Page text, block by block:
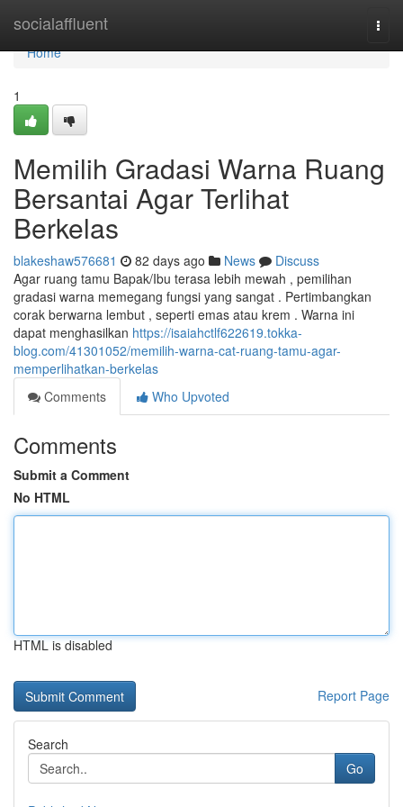
socialaffluent
Home
Home
1
Memilih Gradasi Warna Ruang
Bersantai Agar Terlihat
Berkelas
blakeshaw576681 82 days ago News
Discuss
Agar ruang tamu Bapak/Ibu terasa lebih mewah , pemilihan
gradasi warna memegang fungsi yang sangat . Pertimbangkan
corak berwarna lembut , seperti emas atau krem . Warna ini
dapat menghasilkan https://isaiahctlf622619.tokka-
blog.com/41301052/memilih-warna-cat-ruang-tamu-agar-
memperlihatkan-berkelas
Comments
Who Upvoted
Comments
Submit a Comment
No HTML
HTML is disabled
Report Page
Search
Go